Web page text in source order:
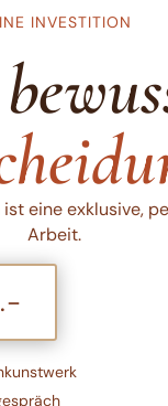
INVESTITION
eine exklusive,
Arbeit.